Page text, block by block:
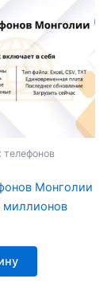
телефонов
Монголии
миллионов